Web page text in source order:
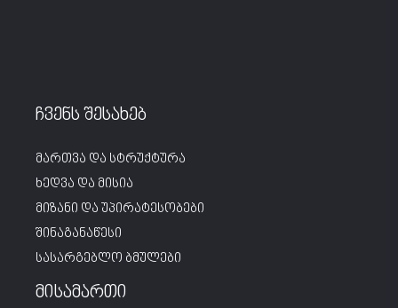
ჩვენს შესახებ
მართვა და სტრუქტურა
ხედვა და მისია
მიზანი და უპირატესობები
შინაგანაწესი
სასარგებლო ბმულები
მისამართი